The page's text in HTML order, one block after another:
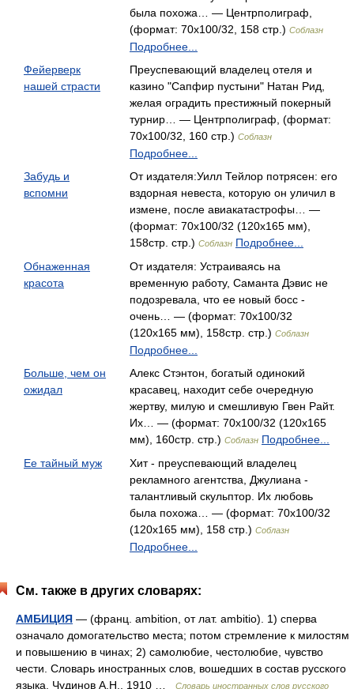
была похожа… — Центрполиграф,
(формат: 70x100/32, 158 стр.) Соблазн
Подробнее...
Фейерверк
нашей страсти
Преуспевающий владелец отеля и
казино "Сапфир пустыни" Натан Рид,
желая оградить престижный покерный
турнир… — Центрполиграф, (формат:
70x100/32, 160 стр.) Соблазн
Подробнее...
Забудь и
вспомни
От издателя:Уилл Тейлор потрясен: его
вздорная невеста, которую он уличил в
измене, после авиакатастрофы… —
(формат: 70x100/32 (120х165 мм),
158стр. стр.) Соблазн Подробнее...
Обнаженная
красота
От издателя: Устраиваясь на
временную работу, Саманта Дэвис не
подозревала, что ее новый босс -
очень… — (формат: 70x100/32
(120х165 мм), 158стр. стр.) Соблазн
Подробнее...
Больше, чем он
ожидал
Алекс Стэнтон, богатый одинокий
красавец, находит себе очередную
жертву, милую и смешливую Гвен Райт.
Их… — (формат: 70x100/32 (120х165
мм), 160стр. стр.) Соблазн Подробнее...
Ее тайный муж
Хит - преуспевающий владелец
рекламного агентства, Джулиана -
талантливый скульптор. Их любовь
была похожа… — (формат: 70x100/32
(120х165 мм), 158 стр.) Соблазн
Подробнее...
См. также в других словарях:
АМБИЦИЯ — (франц. ambition, от лат. ambitio). 1) сперва
означало домогательство места; потом стремление к милостям
и повышению в чинах; 2) самолюбие, честолюбие, чувство
чести. Словарь иностранных слов, вошедших в состав русского
языка. Чудинов А.Н., 1910 …
Словарь иностранных слов русского